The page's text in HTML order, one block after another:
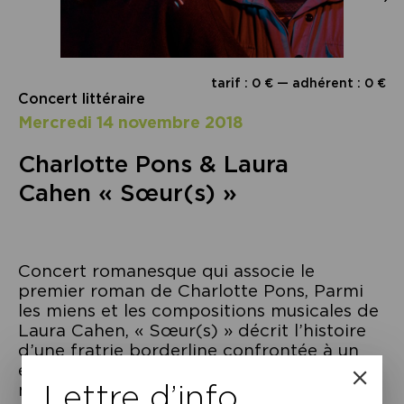
tarif : 0 € — adhérent : 0 €
Concert littéraire
mercredi 14 novembre 2018
Charlotte Pons & Laura
Cahen « Sœur(s) »
Concert romanesque qui associe le
premier roman de Charlotte Pons, Parmi
les miens et les compositions musicales de
Laura Cahen, « Sœur(s) » décrit l’histoire
d’une fratrie borderline confrontée à un
événement tragique : l’accident d’Elsa, la
mère. Frère et sœurs autrefois très